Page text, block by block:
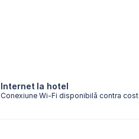
Internet la hotel
Conexiune Wi-Fi disponibilă contra cost